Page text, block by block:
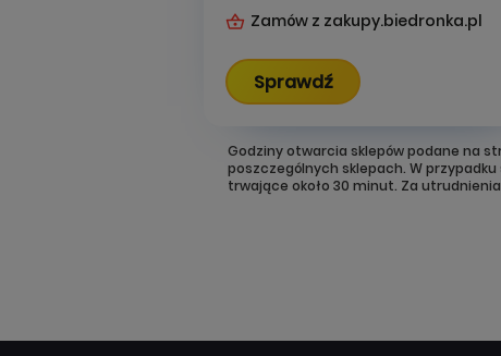
Zamów z zakupy.biedronka.pl
Sprawdź
Godziny otwarcia sklepów podane na
poszczególnych sklepach. W
trwające około 30 minut. Za